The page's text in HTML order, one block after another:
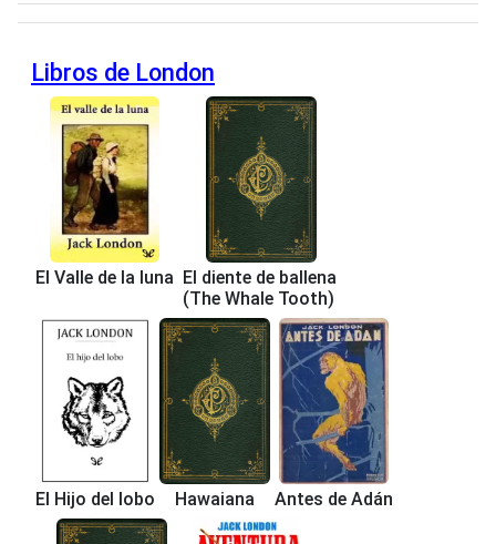
Libros de London
El Valle de la luna El diente de ballena
(The Whale Tooth)
El Hijo del lobo Hawaiana Antes de Adán